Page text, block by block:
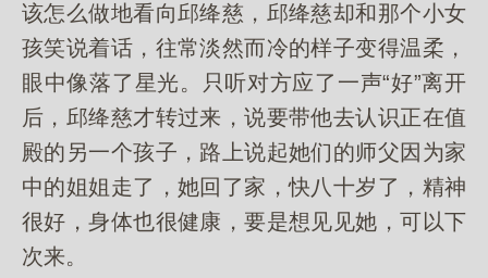
该怎么做地看向邱绛慈，邱绛慈却和那个小女
孩笑说着话，往常淡然而冷的样子变得温柔，
眼中像落了星光。只听对方应了一声“好”离开
后，邱绛慈才转过来，说要带他去认识正在值
殿的另一个孩子，路上说起她们的师父因为家
中的姐姐走了，她回了家，快八十岁了，精神
很好，身体也很健康，要是想见见她，可以下
次来。